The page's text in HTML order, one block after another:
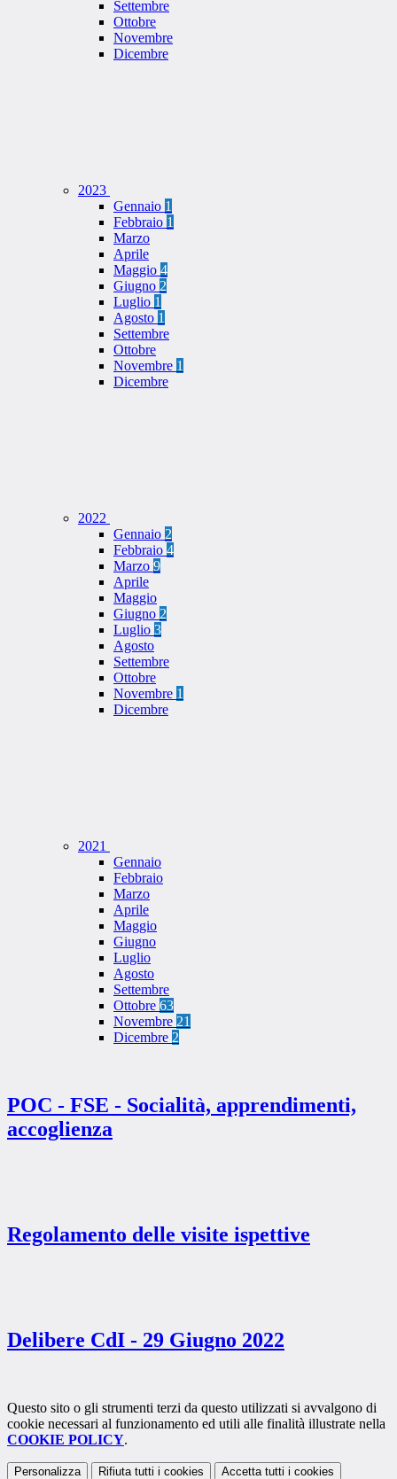
Settembre
Ottobre
Novembre
Dicembre
2023
Gennaio 1
Febbraio 1
Marzo
Aprile
Maggio 4
Giugno 2
Luglio 1
Agosto 1
Settembre
Ottobre
Novembre 1
Dicembre
2022
Gennaio 2
Febbraio 4
Marzo 9
Aprile
Maggio
Giugno 2
Luglio 3
Agosto
Settembre
Ottobre
Novembre 1
Dicembre
2021
Gennaio
Febbraio
Marzo
Aprile
Maggio
Giugno
Luglio
Agosto
Settembre
Ottobre 63
Novembre 21
Dicembre 2
POC - FSE - Socialità, apprendimenti,
accoglienza
Regolamento delle visite ispettive
Delibere CdI - 29 Giugno 2022
Questo sito o gli strumenti terzi da questo utilizzati si avvalgono di
cookie necessari al funzionamento ed utili alle finalità illustrate nella
COOKIE POLICY.
Personalizza Rifiuta tutti i cookies Accetta tutti i cookies